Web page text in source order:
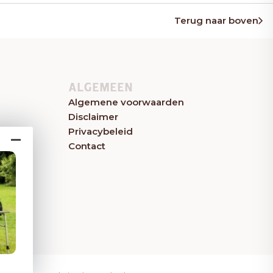
Terug naar boven
ALGEMEEN
Algemene voorwaarden
Disclaimer
Privacybeleid
Contact